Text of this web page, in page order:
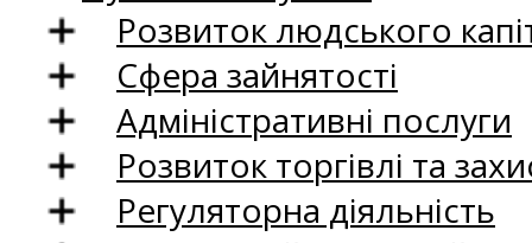
Розвиток людського
Сфера зайнятості
Адміністративні послуги
Розвиток торгівлі та
Регуляторна діяльність